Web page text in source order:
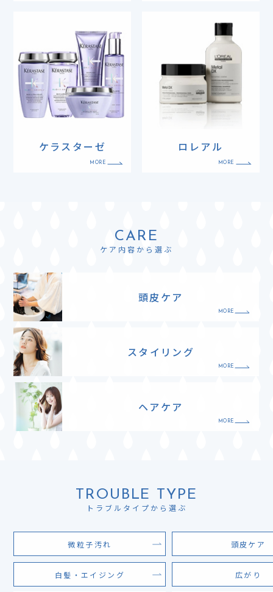
ケラスターゼ ロレアル
CARE
ケア内容から選ぶ
頭皮ケア
スタイリング
ヘアケア
TROUBLE TYPE
トラブルタイプから選ぶ
微粒子汚れ 頭皮ケア
白髪・エイジング 広がり